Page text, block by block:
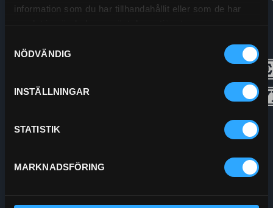
information som du har tillhandahållit eller som de har
NÖDVÄNDIG
INSTÄLLNINGAR
STATISTIK
MARKNADSFÖRING